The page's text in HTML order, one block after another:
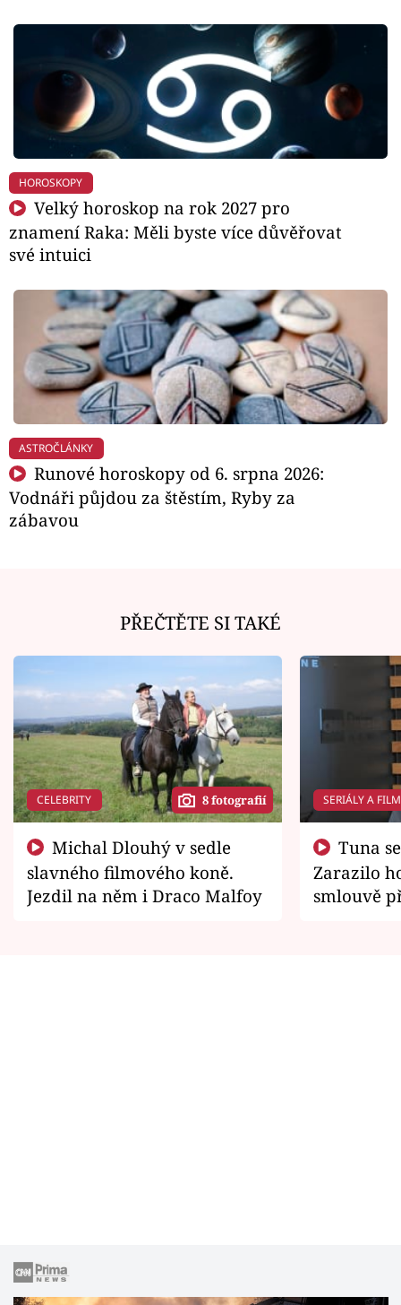
HOROSKOPY
Velký horoskop na rok 2027 pro
znamení Raka: Měli byste více důvěřovat
své intuici
ASTROČLÁNKY
Runové horoskopy od 6. srpna 2026:
Vodnáři půjdou za štěstím, Ryby za
zábavou
PŘEČTĚTE SI TAKÉ
CELEBRITY 8 fotografií
slavného filmového koně.
Jezdil na něm i Draco Malfoy
SERIÁLY A
Zarazilo
smlouvě